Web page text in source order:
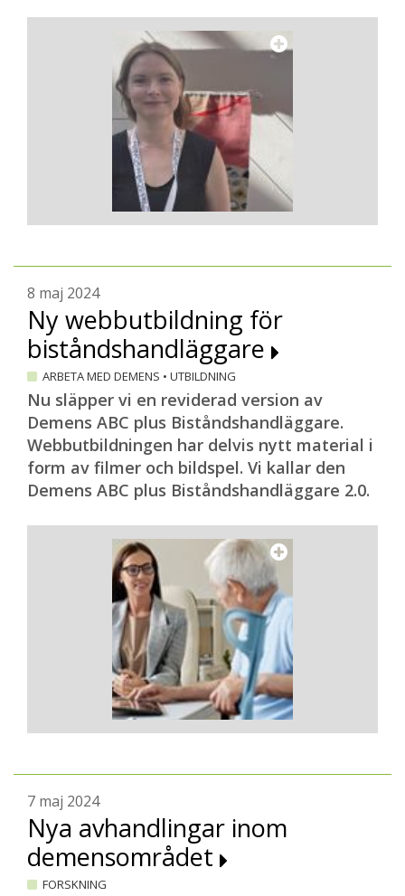
8 maj 2024
Ny webbutbildning för
biståndshandläggare
ARBETA MED DEMENS • UTBILDNING
Nu släpper vi en reviderad version av
Demens ABC plus Biståndshandläggare.
Webbutbildningen har delvis nytt material i
form av filmer och bildspel. Vi kallar den
Demens ABC plus Biståndshandläggare 2.0.
7 maj 2024
Nya avhandlingar inom
demensområdet
FORSKNING